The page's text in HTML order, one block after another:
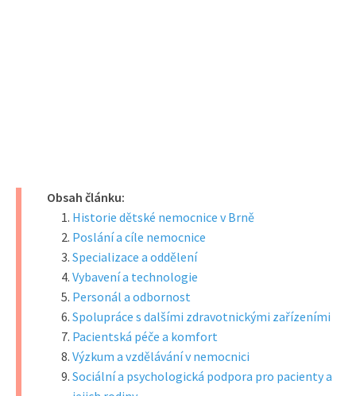
Obsah článku:
Historie dětské nemocnice v Brně
Poslání a cíle nemocnice
Specializace a oddělení
Vybavení a technologie
Personál a odbornost
Spolupráce s dalšími zdravotnickými zařízeními
Pacientská péče a komfort
Výzkum a vzdělávání v nemocnici
Sociální a psychologická podpora pro pacienty a